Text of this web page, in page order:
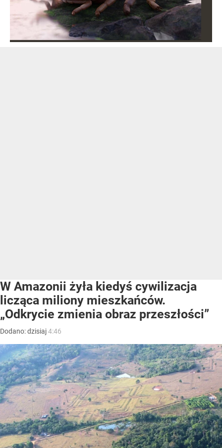
W Amazonii żyła kiedyś cywilizacja
licząca miliony mieszkańców.
„Odkrycie zmienia obraz przeszłości”
Dodano:dzisiaj4:46